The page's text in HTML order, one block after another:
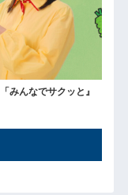
みんなでサクッと』